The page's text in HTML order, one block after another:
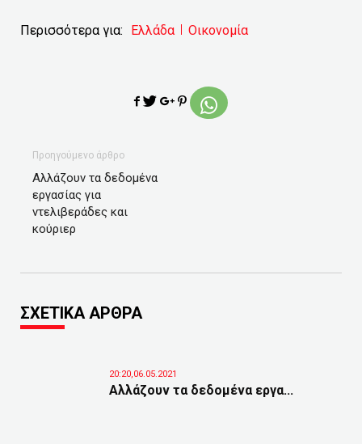
Περισσότερα για: Ελλάδα Οικονομία
Προηγούμενο άρθρο
Αλλάζουν τα δεδομένα
εργασίας για
ντελιβεράδες και
κούριερ
ΣΧΕΤΙΚΑ ΑΡΘΡΑ
20:20,06.05.2021
Αλλάζουν τα δεδομένα εργα...